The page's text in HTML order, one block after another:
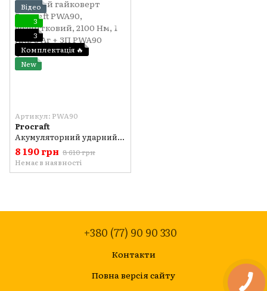
Відео
3
3
Комплектація 🔥
New
Артикул: PWA90
Procraft
Акумуляторний ударний гайковерт Procraft PWA90, безщітковий, 2100 Нм, 1 АКБ 8 Аг + ЗП
8 190 грн 8 610 грн
Немає в наявності
+380 (77) 90 90 330
Контакти
Повна версія сайту